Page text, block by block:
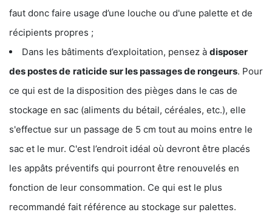
faut donc faire usage d’une louche ou d'une palette et de
récipients propres ;
Dans les bâtiments d’exploitation, pensez à disposer
des postes de raticide sur les passages de rongeurs. Pour
ce qui est de la disposition des pièges dans le cas de
stockage en sac (aliments du bétail, céréales, etc.), elle
s'effectue sur un passage de 5 cm tout au moins entre le
sac et le mur. C'est l’endroit idéal où devront être placés
les appâts préventifs qui pourront être renouvelés en
fonction de leur consommation. Ce qui est le plus
recommandé fait référence au stockage sur palettes.